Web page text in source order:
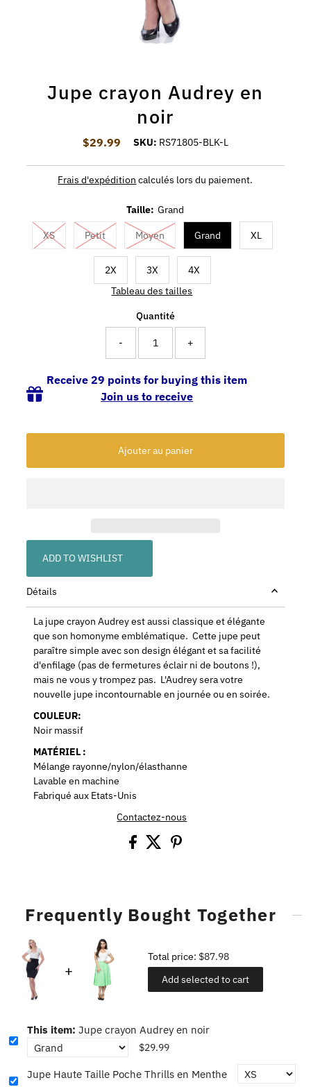
Jupe crayon Audrey en
noir
Prix ordinaire
$29.99 SKU: RS71805-BLK-L
Frais d'expédition calculés lors du paiement.
Taille: Grand
XS Petit Moyen Grand XL
2X 3X
4X
Tableau des tailles
Quantité
- +
Receive 29 points for buying this item
Join us to receive
ADD TO WISHLIST
Détails
La jupe crayon Audrey est aussi classique et élégante
que son homonyme emblématique. Cette jupe peut
paraître simple avec son design élégant et sa facilité
d'enfilage (pas de fermetures éclair ni de boutons !),
mais ne vous y trompez pas. L'Audrey sera votre
nouvelle jupe incontournable en journée ou en soirée.
COULEUR:
Noir massif
MATÉRIEL :
Mélange rayonne/nylon/élasthanne
Lavable en machine
Fabriqué aux Etats-Unis
Contactez-nous
Frequently Bought Together
Total price: $87.98
Add selected to cart
This item:Jupe crayon Audrey en noir
$29.99
Jupe Haute Taille Poche Thrills en Menthe